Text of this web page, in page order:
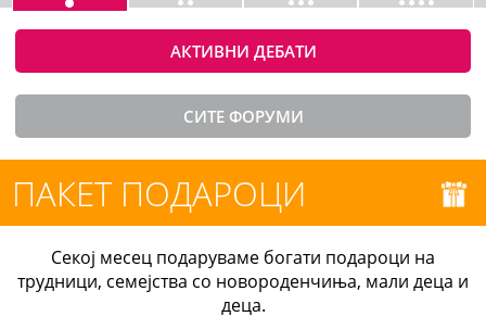
АКТИВНИ ДЕБАТИ
СИТЕ ФОРУМИ
ПАКЕТ ПОДАРОЦИ
Секој месец подаруваме богати подароци на
трудници, семејства со новороденчиња, мали деца и
деца.